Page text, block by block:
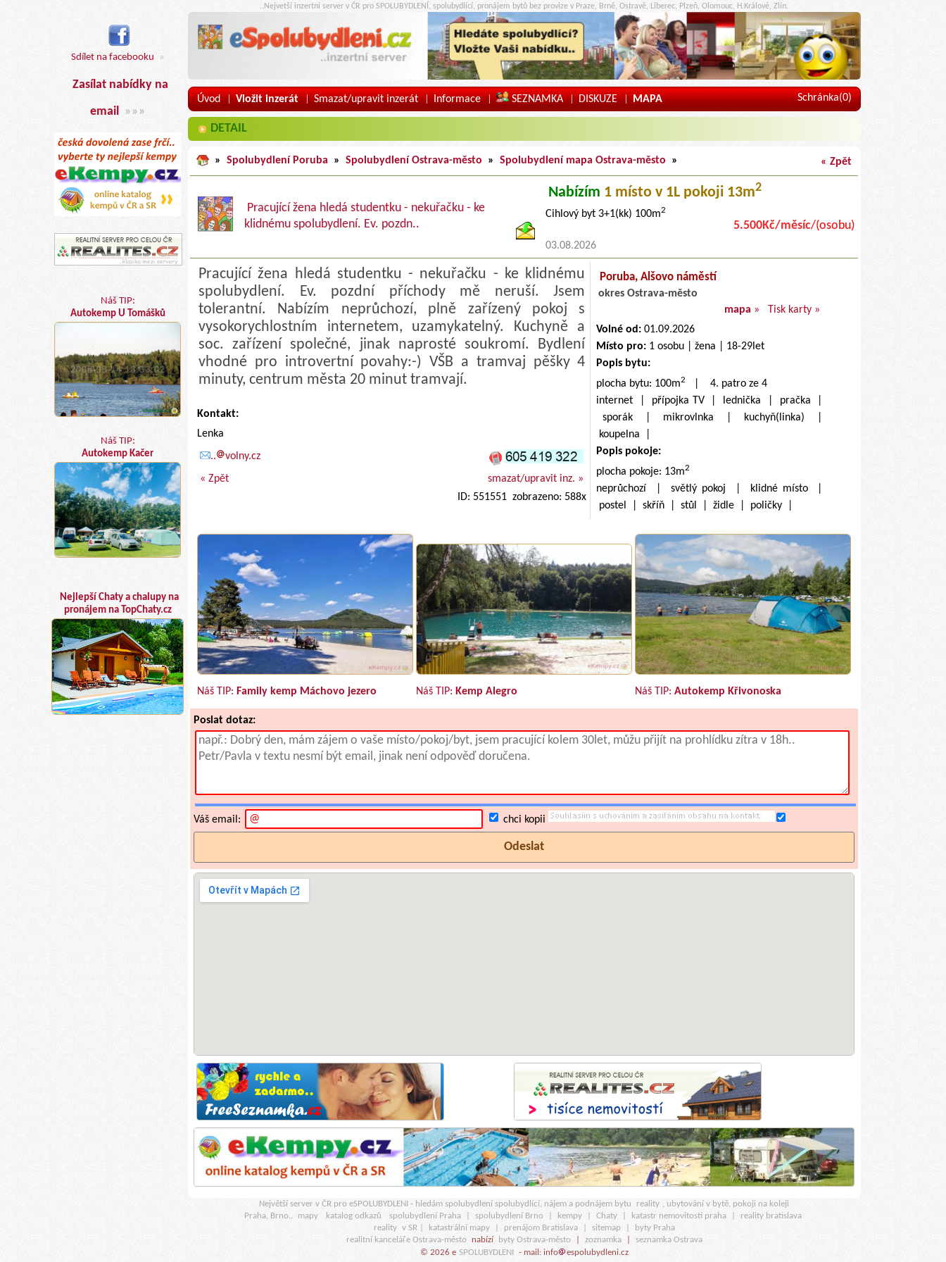
Sdílet na facebooku »
Zasílat nabídky na
email »»»
Náš TIP:
Autokemp U Tomášků
Náš TIP:
Autokemp Kačer
Nejlepší Chaty a chalupy na
pronájem na TopChaty.cz
..Nejvetší inzertní server v ČR pro SPOLUBYDLENÍ, spolubydlící, pronájem bytů bez provize v Praze, Brně, Ostravě, Liberec, Plzeň, Olomouc, H.Králové, Zlín.
Úvod | Vložit inzerát | Smazat/upravit inzerát | Informace | SEZNAMKA | DISKUZE | MAPA Schránka(0)
DETAIL
» Spolubydlení Poruba » Spolubydlení Ostrava-město » Spolubydlení mapa Ostrava-město » « Zpět
Pracující žena hledá studentku - nekuřačku - ke
klidnému spolubydlení. Ev. pozdn..
Nabízím 1 místo v 1L pokoji 13m2
Cihlový byt 3+1(kk) 100m2
5.500Kč/měsíc/(osobu)
03.08.2026
Pracující žena hledá studentku - nekuřačku - ke klidnému
spolubydlení. Ev. pozdní příchody mě neruší. Jsem
tolerantní. Nabízím neprůchozí, plně zařízený pokoj s
vysokorychlostním internetem, uzamykatelný. Kuchyně a
soc. zařízení společné, jinak naprosté soukromí. Bydlení
vhodné pro introvertní povahy:-) VŠB a tramvaj pěšky 4
minuty, centrum města 20 minut tramvají.
Kontakt:
Lenka
..
volny.cz
smazat/upravit inz. »
« Zpět
ID: 551551 zobrazeno: 588x
Poruba,Alšovo náměstí
okres Ostrava-město
mapa »
Tisk karty »
Volné od: 01.09.2026
Místo pro: 1 osobu | žena | 18-29let
Popis bytu:
plocha bytu: 100m2
| 4. patro ze 4
internet | přípojka TV | lednička | pračka |
sporák | mikrovlnka | kuchyň(linka) |
koupelna |
Popis pokoje:
plocha pokoje: 13m2
neprůchozí | světlý pokoj | klidné místo |
postel | skříň | stůl | židle | poličky |
Náš TIP: Family kemp Máchovo jezero Náš TIP: Kemp Alegro Náš TIP: Autokemp Křivonoska
Poslat dotaz:
Váš email: chci kopii
Největší server v ČR pro eSPOLUBYDLENI - hledám spolubydlení spolubydlící, nájem a podnájem bytu reality
, ubytování v bytě, pokoji na koleji
Praha, Brno..
mapy katalog odkazů spolubydlení Praha spolubydlení Brno kempy Chaty katastr nemovitostí praha
reality bratislava
reality v SR | katastrální mapy prenájom Bratislava sitemap
byty Praha
realitní kanceláře Ostrava-město
nabízí byty Ostrava-město zoznamka
seznamka Ostrava
© 2026 e SPOLUBYDLENI - mail: info espolubydleni.cz